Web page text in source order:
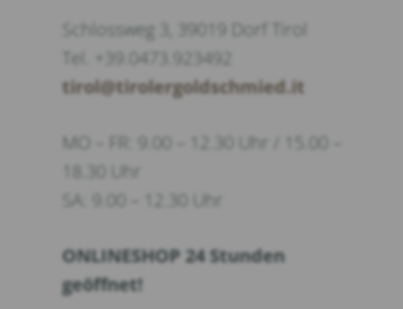
Schlossweg 3, 39019 Dorf Tirol
Tel. +39.0473.923492
tirol@tirolergoldschmied.it
MO – FR: 9.00 – 12.30 Uhr / 15.00 –
18.30 Uhr
SA: 9.00 – 12.30 Uhr
ONLINESHOP 24 Stunden
geöffnet!